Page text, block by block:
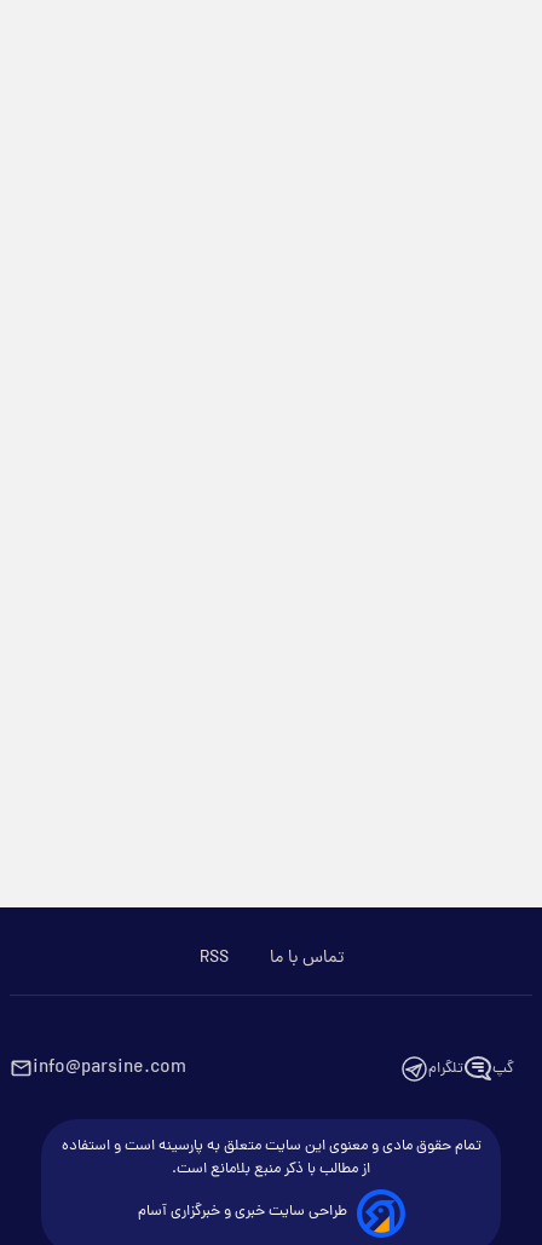
تماس با ما RSS
گپ تلگرام info@parsine.com
تمام حقوق مادی و معنوی این سایت متعلق به پارسینه است و استفاده
از مطالب با ذکر منبع بلامانع است.
طراحی سایت خبری و خبرگزاری آسام